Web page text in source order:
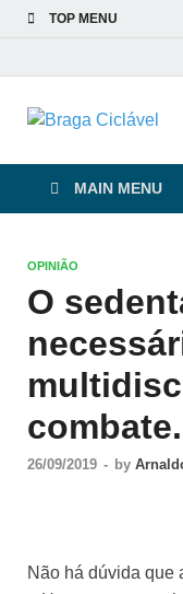
TOP MENU
MAIN MENU
OPINIÃO
O
combate.
26/09/2019 - by
Não há dúvida que